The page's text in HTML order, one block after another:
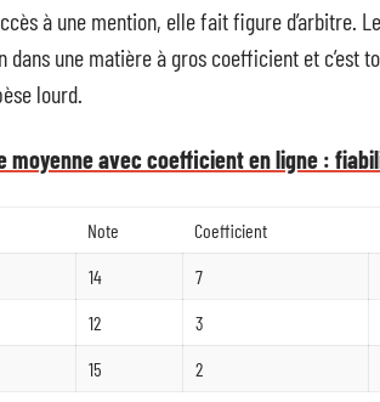
à une mention, elle fait figure d’arbitre.
dans une matière à gros coefficient et c’est
lourd.
moyenne avec coefficient en ligne :
Note Coefficient
14 7
12 3
15 2